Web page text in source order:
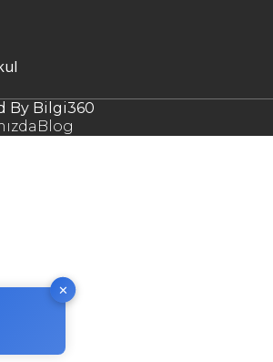
✕
By Bilgi360
Blog